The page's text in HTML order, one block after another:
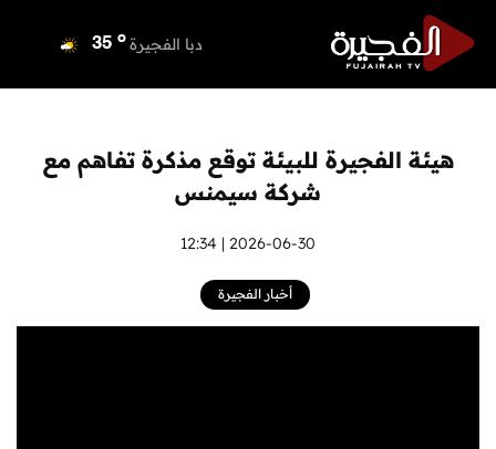
دبا الفجيرة 35 o
أم القيوين o
راس الخيمة
الفجيرة
هيئة الفجيرة للبيئة توقع مذكرة تفاهم مع
شركة سيمنس
2026-06-30 | 12:34
أخبار الفجيرة